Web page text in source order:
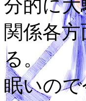
分的に
関係各
る。
眠いの